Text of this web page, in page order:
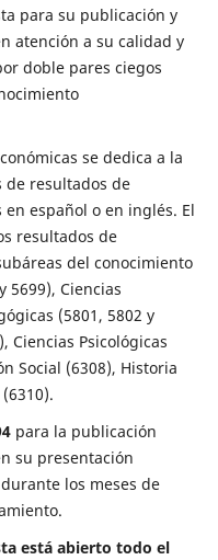
para su publicación y
atención a su calidad y
doble pares ciegos
se dedica a la
de resultados de
español o en inglés. El
resultados de
del conocimiento
5699), Ciencias
(5801, 5802 y
Ciencias Psicológicas
Social (6308), Historia
para la publicación
su presentación
los meses de
está abierto todo el